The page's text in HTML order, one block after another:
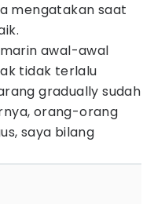
mengatakan saat
awal-awal
tidak terlalu
gradually sudah
orang-orang
saya bilang